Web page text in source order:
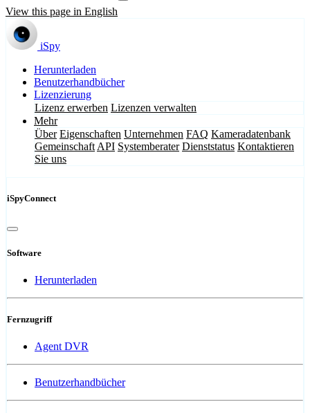
View this page in English
iSpy
Herunterladen
Benutzerhandbücher
Lizenzierung
Lizenz erwerben Lizenzen verwalten
Mehr
Über Eigenschaften Unternehmen FAQ Kameradatenbank
Gemeinschaft API Systemberater Dienststatus Kontaktieren
Sie uns
iSpyConnect
Software
Herunterladen
Fernzugriff
Agent DVR
Benutzerhandbücher